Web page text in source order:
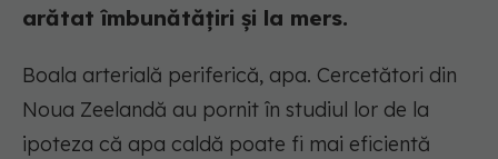
arătat îmbunătățiri și la mers.
Boala arterială periferică, apa. Cercetători din
Noua Zeelandă au pornit în studiul lor de la
ipoteza că apa caldă poate fi mai eficientă